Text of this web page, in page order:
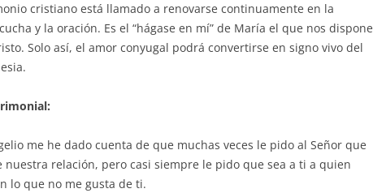
cristiano está llamado a renovarse continuamente en la
y la oración. Es el “hágase en mí” de María el que nos dispone
Solo así, el amor conyugal podrá convertirse en signo vivo del
me he dado cuenta de que muchas veces le pido al Señor que
nuestra relación, pero casi siempre le pido que sea a ti a quien
lo que no me gusta de ti.